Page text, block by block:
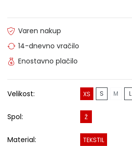
Varen nakup
14-dnevno vračilo
Enostavno plačilo
Velikost: XS S M L
Spol: Ž
Material: TEKSTIL